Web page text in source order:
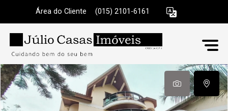
Área do Cliente (015) 2101-6161